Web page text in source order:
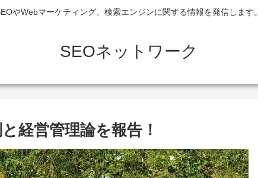
やWebマーケティング、検索エンジンに関する情報を発信します。
SEOネットワーク
経営管理論を報告！